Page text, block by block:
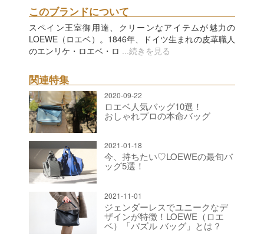
このブランドについて
スペイン王室御用達、クリーンなアイテムが魅力の
LOEWE（ロエベ）。1846年、ドイツ生まれの皮革職人
のエンリケ・ロエベ・ロ ...続きを見る
関連特集
2020-09-22
ロエベ人気バッグ10選！
おしゃれプロの本命バッグ
2021-01-18
今、持ちたい♡LOEWEの最旬バ
ッグ5選！
2021-11-01
ジェンダーレスでユニークなデ
ザインが特徴！LOEWE（ロエ
ベ）「パズル バッグ」とは？